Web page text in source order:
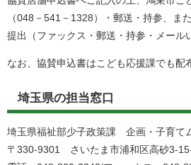
（048－541－1328）・郵送・持参、ま
提出（ファックス・郵送・持参・メール
なお、協賛申込書はこども応援課でも配
埼玉県の担当窓口
埼玉県福祉部少子政策課 企画・子育て
〒330-9301 さいたま市浦和区高砂3-